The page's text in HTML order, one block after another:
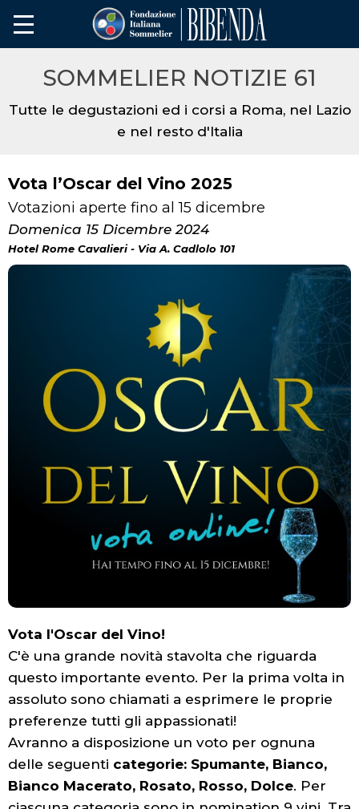
SOMMELIER NOTIZIE 61
Tutte le degustazioni ed i corsi a Roma, nel Lazio
e nel resto d'Italia
Vota l’Oscar del Vino 2025
Votazioni aperte fino al 15 dicembre
Domenica 15 Dicembre 2024
Hotel Rome Cavalieri - Via A. Cadlolo 101
Vota l'Oscar del Vino!
C'è una grande novità stavolta che riguarda
questo importante evento. Per la prima volta in
assoluto sono chiamati a esprimere le proprie
preferenze tutti gli appassionati!
Avranno a disposizione un voto per ognuna
delle seguenti categorie: Spumante, Bianco,
Bianco Macerato, Rosato, Rosso, Dolce. Per